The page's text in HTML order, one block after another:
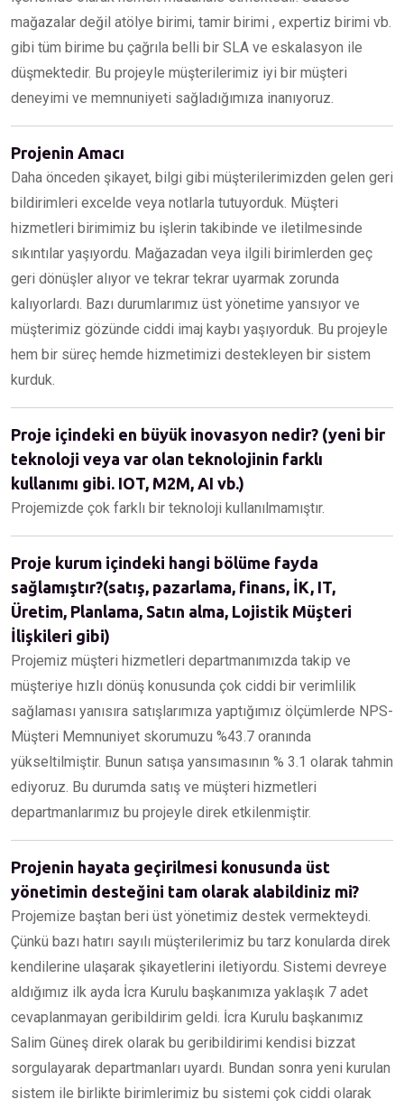
mağazalar değil atölye birimi, tamir birimi , expertiz birimi vb.
gibi tüm birime bu çağrıla belli bir SLA ve eskalasyon ile
düşmektedir. Bu projeyle müşterilerimiz iyi bir müşteri
deneyimi ve memnuniyeti sağladığımıza inanıyoruz.
Projenin Amacı
Daha önceden şikayet, bilgi gibi müşterilerimizden gelen geri
bildirimleri excelde veya notlarla tutuyorduk. Müşteri
hizmetleri birimimiz bu işlerin takibinde ve iletilmesinde
sıkıntılar yaşıyordu. Mağazadan veya ilgili birimlerden geç
geri dönüşler alıyor ve tekrar tekrar uyarmak zorunda
kalıyorlardı. Bazı durumlarımız üst yönetime yansıyor ve
müşterimiz gözünde ciddi imaj kaybı yaşıyorduk. Bu projeyle
hem bir süreç hemde hizmetimizi destekleyen bir sistem
kurduk.
Proje içindeki en büyük inovasyon nedir? (yeni bir
teknoloji veya var olan teknolojinin farklı
kullanımı gibi. IOT, M2M, AI vb.)
Projemizde çok farklı bir teknoloji kullanılmamıştır.
Proje kurum içindeki hangi bölüme fayda
sağlamıştır?(satış, pazarlama, finans, İK, IT,
Üretim, Planlama, Satın alma, Lojistik Müşteri
İlişkileri gibi)
Projemiz müşteri hizmetleri departmanımızda takip ve
müşteriye hızlı dönüş konusunda çok ciddi bir verimlilik
sağlaması yanısıra satışlarımıza yaptığımız ölçümlerde NPS-
Müşteri Memnuniyet skorumuzu %43.7 oranında
yükseltilmiştir. Bunun satışa yansımasının % 3.1 olarak tahmin
ediyoruz. Bu durumda satış ve müşteri hizmetleri
departmanlarımız bu projeyle direk etkilenmiştir.
Projenin hayata geçirilmesi konusunda üst
yönetimin desteğini tam olarak alabildiniz mi?
Projemize baştan beri üst yönetimiz destek vermekteydi.
Çünkü bazı hatırı sayılı müşterilerimiz bu tarz konularda direk
kendilerine ulaşarak şikayetlerini iletiyordu. Sistemi devreye
aldığımız ilk ayda İcra Kurulu başkanımıza yaklaşık 7 adet
cevaplanmayan geribildirim geldi. İcra Kurulu başkanımız
Salim Güneş direk olarak bu geribildirimi kendisi bizzat
sorgulayarak departmanları uyardı. Bundan sonra yeni kurulan
sistem ile birlikte birimlerimiz bu sistemi çok ciddi olarak